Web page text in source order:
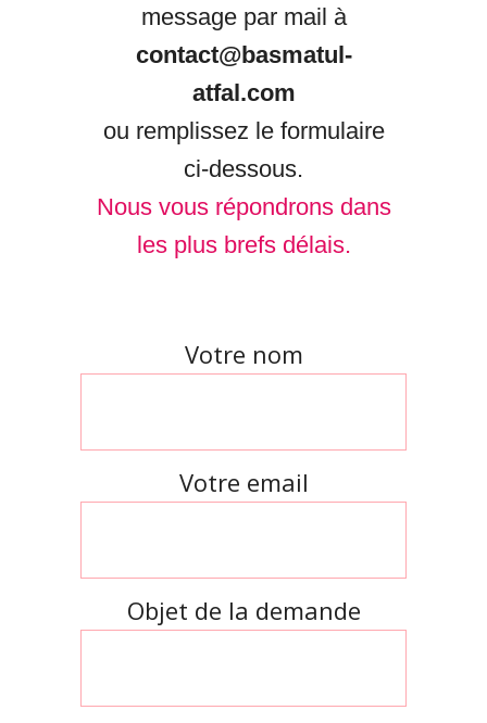
message par mail à
contact@basmatul-
atfal.com
ou remplissez le formulaire
ci-dessous.
Nous vous répondrons dans
les plus brefs délais.
Votre nom
Votre email
Objet de la demande